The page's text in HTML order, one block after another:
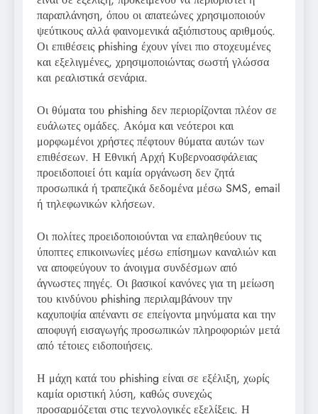
παραπλάνηση, όπου οι απατεώνες χρησιμοποιούν
ψεύτικους αλλά φαινομενικά αξιόπιστους αριθμούς.
Οι επιθέσεις phishing έχουν γίνει πιο στοχευμένες
και εξελιγμένες, χρησιμοποιώντας σωστή γλώσσα
και ρεαλιστικά σενάρια.
Οι θύματα του phishing δεν περιορίζονται πλέον σε
ευάλωτες ομάδες. Ακόμα και νεότεροι και
μορφωμένοι χρήστες πέφτουν θύματα αυτών των
επιθέσεων. Η Εθνική Αρχή Κυβερνοασφάλειας
προειδοποιεί ότι καμία οργάνωση δεν ζητά
προσωπικά ή τραπεζικά δεδομένα μέσω SMS, email
ή τηλεφωνικών κλήσεων.
Οι πολίτες προειδοποιούνται να επαληθεύουν τις
ύποπτες επικοινωνίες μέσω επίσημων καναλιών και
να αποφεύγουν το άνοιγμα συνδέσμων από
άγνωστες πηγές. Οι βασικοί κανόνες για τη μείωση
του κινδύνου phishing περιλαμβάνουν την
καχυποψία απέναντι σε επείγοντα μηνύματα και την
αποφυγή εισαγωγής προσωπικών πληροφοριών μετά
από τέτοιες ειδοποιήσεις.
Η μάχη κατά του phishing είναι σε εξέλιξη, χωρίς
καμία οριστική λύση, καθώς συνεχώς
προσαρμόζεται στις τεχνολογικές εξελίξεις. Η